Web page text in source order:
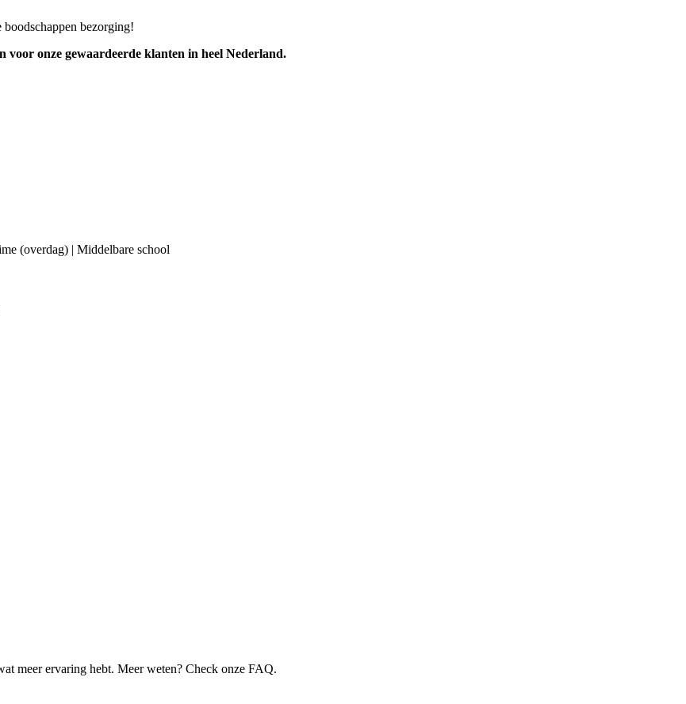
bezorging!
voor onze gewaardeerde klanten in heel Nederland.
(overdag) | Middelbare school
meer ervaring hebt. Meer weten? Check onze FAQ.